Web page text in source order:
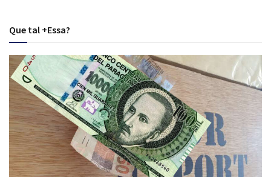
Que tal +Essa?